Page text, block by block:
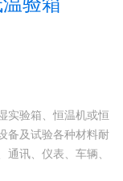
实验箱、恒温机或恒
备及试验各种材料耐
讯、仪表、车辆、